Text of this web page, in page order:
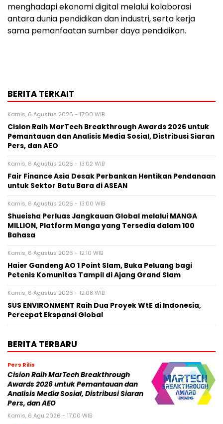
menghadapi ekonomi digital melalui kolaborasi
antara dunia pendidikan dan industri, serta kerja
sama pemanfaatan sumber daya pendidikan.
BERITA TERKAIT
Kamis, 6 Agustus 2026 - 17:00 WIB
Cision Raih MarTech Breakthrough Awards 2026 untuk
Pemantauan dan Analisis Media Sosial, Distribusi Siaran
Pers, dan AEO
Kamis, 6 Agustus 2026 - 13:02 WIB
Fair Finance Asia Desak Perbankan Hentikan Pendanaan
untuk Sektor Batu Bara di ASEAN
Kamis, 6 Agustus 2026 - 13:00 WIB
Shueisha Perluas Jangkauan Global melalui MANGA
MILLION, Platform Manga yang Tersedia dalam 100
Bahasa
Kamis, 6 Agustus 2026 - 12:10 WIB
Haier Gandeng AO 1 Point Slam, Buka Peluang bagi
Petenis Komunitas Tampil di Ajang Grand Slam
Kamis, 6 Agustus 2026 - 12:08 WIB
SUS ENVIRONMENT Raih Dua Proyek WtE di Indonesia,
Percepat Ekspansi Global
BERITA TERBARU
Pers Rilis
Cision Raih MarTech Breakthrough
Awards 2026 untuk Pemantauan dan
Analisis Media Sosial, Distribusi Siaran
Pers, dan AEO
Kamis, 6 Agu 2026 - 17:00 WIB